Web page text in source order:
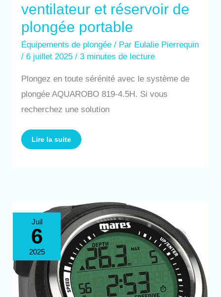
ventilateur et réservoir de
plongée portable
Équipements de plongée / Par Eulalie Pierrequin
/6 juillet 2025/3 minutes de lecture
Plongez en toute sérénité avec le système de
plongée AQUAROBO 819-4.5H. Si vous
recherchez une solution
Lire la suite
Juil
6
2025
:
ordinateur
de
plongée
Mares
Smart
Apnea
noir/gris